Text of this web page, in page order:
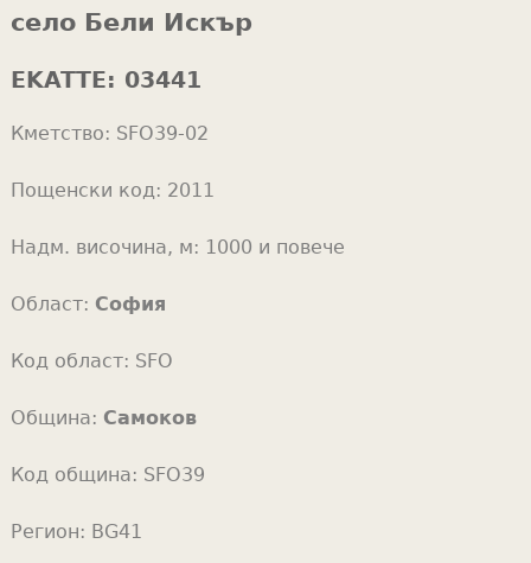
f
r
m
r
e
e
село Бели Искър
EKATTE: 03441
Кметство: SFO39-02
Пощенски код: 2011
Надм. височина, м: 1000 и повече
Област: София
Код област: SFO
Община: Самоков
Код община: SFO39
Регион: BG41